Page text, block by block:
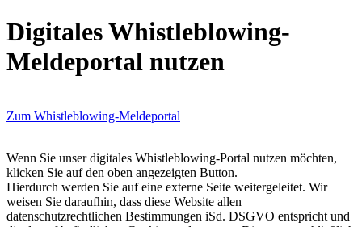
Digitales Whistleblowing-
Meldeportal nutzen
Zum Whistleblowing-Meldeportal
Wenn Sie unser digitales Whistleblowing-Portal nutzen möchten,
klicken Sie auf den oben angezeigten Button.
Hierdurch werden Sie auf eine externe Seite weitergeleitet. Wir
weisen Sie daraufhin, dass diese Website allen
datenschutzrechtlichen Bestimmungen iSd. DSGVO entspricht und